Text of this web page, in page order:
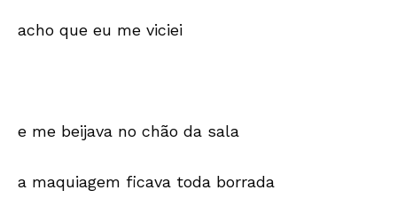
acho que eu me viciei
e me beijava no chão da sala
a maquiagem ficava toda borrada